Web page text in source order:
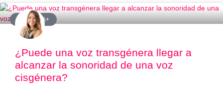
#LGBTQIA+
¿Puede una voz transgénera llegar a
alcanzar la sonoridad de una voz
cisgénera?